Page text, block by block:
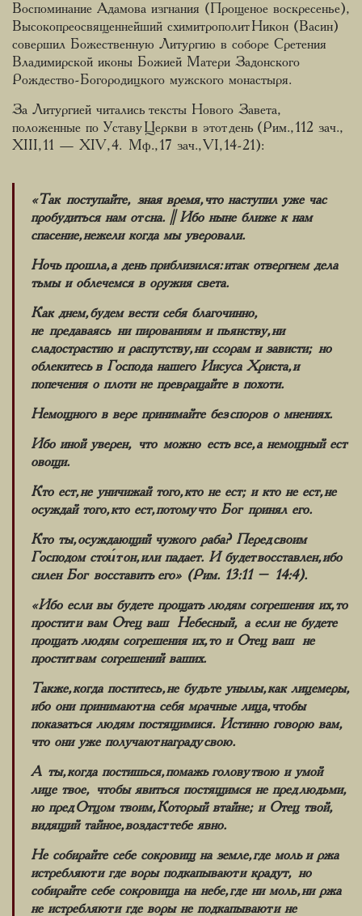
Воспоминание Адамова изгнания (Прощеное воскресенье),
Высокопреосвященнейший схимитрополит Никон (Васин)
совершил Божественную Литургию в соборе Сретения
Владимирской иконы Божией Матери Задонского
Рождество-Богородицкого мужского монастыря.
За Литургией читались тексты Нового Завета,
положенные по Уставу Церкви в этот день (Рим., 112 зач.,
XIII, 11 — XIV, 4. Мф., 17 зач., VI, 14-21):
«Так поступайте, зная время, что наступил уже час
пробудиться нам от сна. || Ибо ныне ближе к нам
спасение, нежели когда мы уверовали.
Ночь прошла, а день приблизился: итак отвергнем дела
тьмы и облечемся в оружия света.
Как днем, будем вести себя благочинно,
не предаваясь ни пированиям и пьянству, ни
сладострастию и распутству, ни ссорам и зависти; но
облекитесь в Господа нашего Иисуса Христа, и
попечения о плоти не превращайте в похоти.
Немощного в вере принимайте без споров о мнениях.
Ибо иной уверен, что можно есть все, а немощный ест
овощи.
Кто ест, не уничижай того, кто не ест; и кто не ест, не
осуждай того, кто ест, потому что Бог принял его.
Кто ты, осуждающий чужого раба? Перед своим
Господом стои́т он, или падает. И будет восставлен, ибо
силен Бог восставить его» (Рим. 13:11 – 14:4).
«Ибо если вы будете прощать людям согрешения их, то
простит и вам Отец ваш Небесный, а если не будете
прощать людям согрешения их, то и Отец ваш не
простит вам согрешений ваших.
Также, когда поститесь, не будьте унылы, как лицемеры,
ибо они принимают на себя мрачные лица, чтобы
показаться людям постящимися. Истинно говорю вам,
что они уже получают награду свою.
А ты, когда постишься, помажь голову твою и умой
лице твое, чтобы явиться постящимся не пред людьми,
но пред Отцом твоим, Который втайне; и Отец твой,
видящий тайное, воздаст тебе явно.
Не собирайте себе сокровищ на земле, где моль и ржа
истребляют и где воры подкапывают и крадут, но
собирайте себе сокровища на небе, где ни моль, ни ржа
не истребляют и где воры не подкапывают и не